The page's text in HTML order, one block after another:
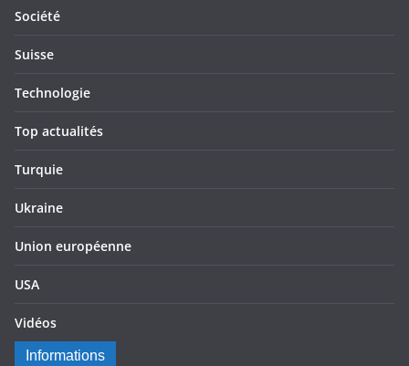
Société
Suisse
Technologie
Top actualités
Turquie
Ukraine
Union européenne
USA
Vidéos
Informations